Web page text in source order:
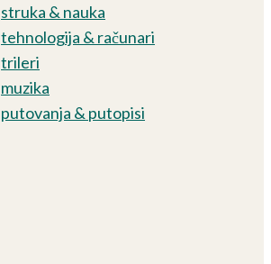
struka & nauka
tehnologija & računari
trileri
muzika
putovanja & putopisi